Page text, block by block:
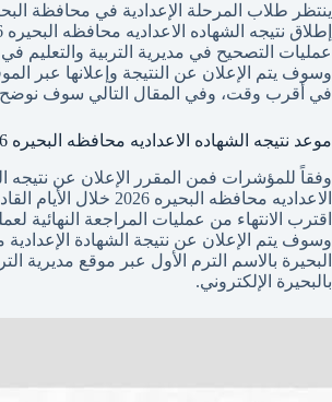
ينتظر طلاب المرحلة الإعدادية في محافظة
عمليات التصحيح في مديرية التربية والتعليم في
وسوف يتم الإعلان عن النتيجة وإعلانها عبر
في أقرب وقت، وفي المقال التالي سوف
موعد نتيجه الشهاده الاعداديه محافظه البحيره 2026
وفقاً للمؤشرات فمن المقرر الإعلان عن نتيجه
الاعداديه محافظه البحيره 2026
اقترب الانتهاء من عمليات المراجعة النهائية
وسوف يتم الإعلان عن نتيجة الشهادة
البحيرة بالاسم الترم الأول عبر موقع مديرية
بالبحيرة الإلكتروني.